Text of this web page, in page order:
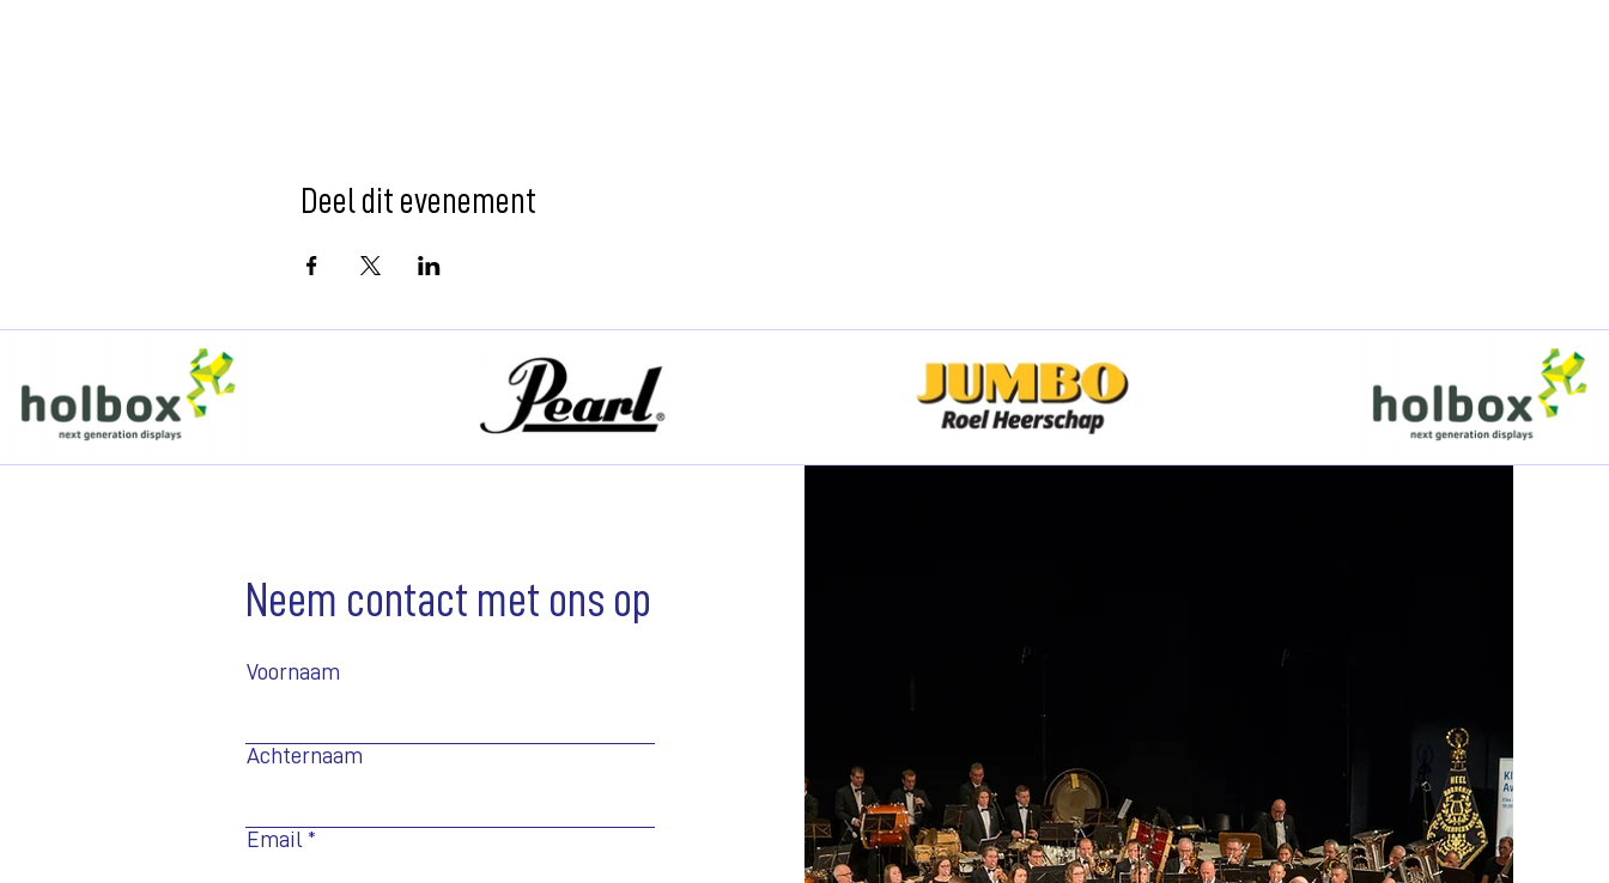
Deel dit evenement
Neem contact met ons op
Voornaam
Achternaam
Email